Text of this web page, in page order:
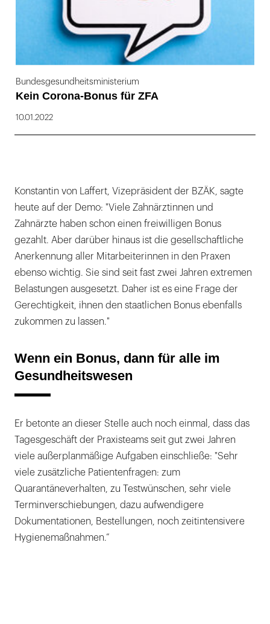
Bundesgesundheitsministerium
Kein Corona-Bonus für ZFA
10.01.2022
Konstantin von Laffert, Vizepräsident der BZÄK, sagte
heute auf der Demo: "Viele Zahnärztinnen und
Zahnärzte haben schon einen freiwilligen Bonus
gezahlt. Aber darüber hinaus ist die gesellschaftliche
Anerkennung aller Mitarbeiterinnen in den Praxen
ebenso wichtig. Sie sind seit fast zwei Jahren extremen
Belastungen ausgesetzt. Daher ist es eine Frage der
Gerechtigkeit, ihnen den staatlichen Bonus ebenfalls
zukommen zu lassen."
Wenn ein Bonus, dann für alle im
Gesundheitswesen
Er betonte an dieser Stelle auch noch einmal, dass das
Tagesgeschäft der Praxisteams seit gut zwei Jahren
viele außerplanmäßige Aufgaben einschließe: "Sehr
viele zusätzliche Patientenfragen: zum
Quarantäneverhalten, zu Testwünschen, sehr viele
Terminverschiebungen, dazu aufwendigere
Dokumentationen, Bestellungen, noch zeitintensivere
Hygienemaßnahmen.”